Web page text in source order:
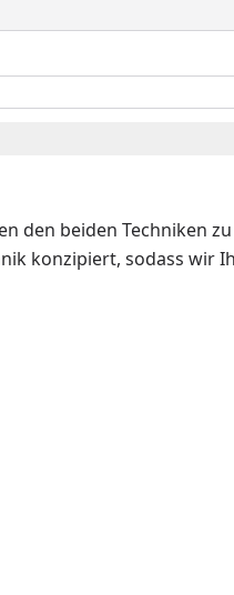
den beiden Techniken
konzipiert, sodass wir